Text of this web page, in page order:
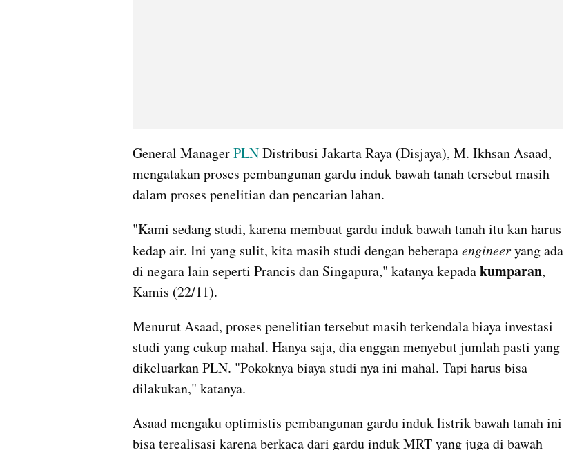
General Manager PLN Distribusi Jakarta Raya (Disjaya), M. Ikhsan Asaad,
mengatakan proses pembangunan gardu induk bawah tanah tersebut masih
dalam proses penelitian dan pencarian lahan.
"Kami sedang studi, karena membuat gardu induk bawah tanah itu kan harus
kedap air. Ini yang sulit, kita masih studi dengan beberapa engineer yang ada
di negara lain seperti Prancis dan Singapura," katanya kepada kumparan,
Kamis (22/11).
Menurut Asaad, proses penelitian tersebut masih terkendala biaya investasi
studi yang cukup mahal. Hanya saja, dia enggan menyebut jumlah pasti yang
dikeluarkan PLN. "Pokoknya biaya studi nya ini mahal. Tapi harus bisa
dilakukan," katanya.
Asaad mengaku optimistis pembangunan gardu induk listrik bawah tanah ini
bisa terealisasi karena berkaca dari gardu induk MRT yang juga di bawah